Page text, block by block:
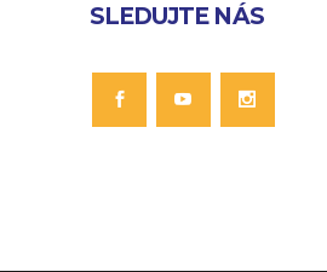
SLEDUJTE NÁS